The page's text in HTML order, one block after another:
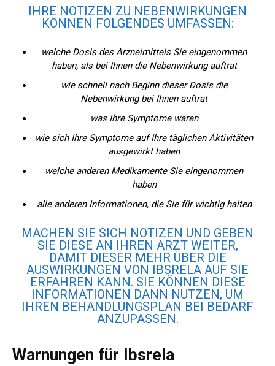
IHRE NOTIZEN ZU NEBENWIRKUNGEN
KÖNNEN FOLGENDES UMFASSEN:
welche Dosis des Arzneimittels Sie eingenommen
haben, als bei Ihnen die Nebenwirkung auftrat
wie schnell nach Beginn dieser Dosis die
Nebenwirkung bei Ihnen auftrat
was Ihre Symptome waren
wie sich Ihre Symptome auf Ihre täglichen Aktivitäten
ausgewirkt haben
welche anderen Medikamente Sie eingenommen
haben
alle anderen Informationen, die Sie für wichtig halten
MACHEN SIE SICH NOTIZEN UND GEBEN
SIE DIESE AN IHREN ARZT WEITER,
DAMIT DIESER MEHR ÜBER DIE
AUSWIRKUNGEN VON IBSRELA AUF SIE
ERFAHREN KANN. SIE KÖNNEN DIESE
INFORMATIONEN DANN NUTZEN, UM
IHREN BEHANDLUNGSPLAN BEI BEDARF
ANZUPASSEN.
Warnungen für Ibsrela